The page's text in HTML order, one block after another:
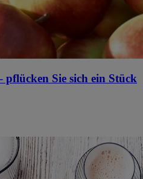
Sie sich ein Stück